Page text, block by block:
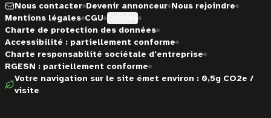
Nous contacter Devenir annonceur Nous rejoindre
Mentions légales CGU
Charte de protection des données
Accessibilité : partiellement conforme
Charte responsabilité sociétale d'entreprise
RGESN : partiellement conforme
Votre navigation sur le site émet environ : 0,5g CO2e /
visite